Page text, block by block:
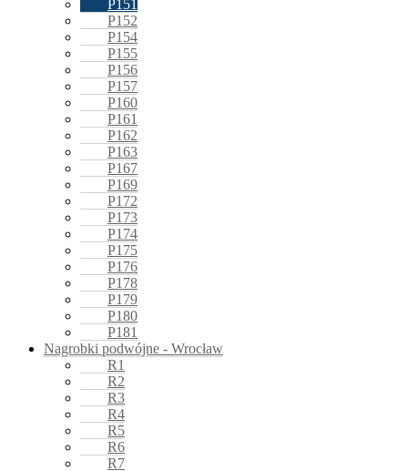
P151
P152
P154
P155
P156
P157
P160
P161
P162
P163
P167
P169
P172
P173
P174
P175
P176
P178
P179
P180
P181
Nagrobki podwójne - Wrocław
R1
R2
R3
R4
R5
R6
R7